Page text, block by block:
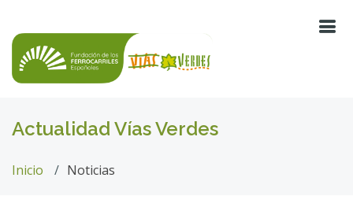
Actualidad Vías Verdes
Inicio Noticias